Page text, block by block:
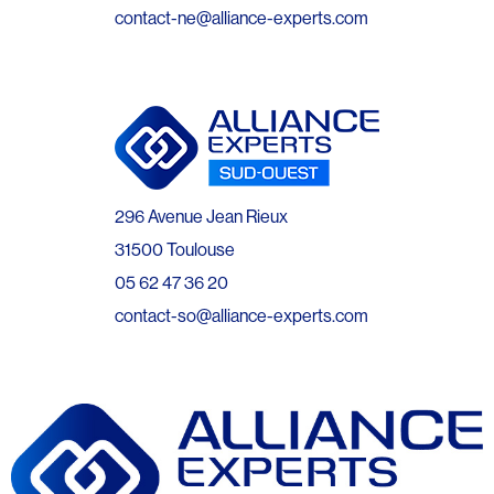
contact-ne@alliance-experts.com
296 Avenue Jean Rieux
31500 Toulouse
05 62 47 36 20
contact-so@alliance-experts.com